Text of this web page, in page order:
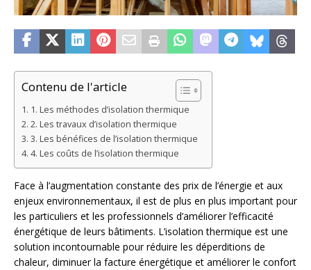
Contenu de l'article
1. Les méthodes d’isolation thermique
2. Les travaux d’isolation thermique
3. Les bénéfices de l’isolation thermique
4. Les coûts de l’isolation thermique
Face à l’augmentation constante des prix de l’énergie et aux
enjeux environnementaux, il est de plus en plus important pour
les particuliers et les professionnels d’améliorer l’efficacité
énergétique de leurs bâtiments. L’isolation thermique est une
solution incontournable pour réduire les déperditions de
chaleur, diminuer la facture énergétique et améliorer le confort